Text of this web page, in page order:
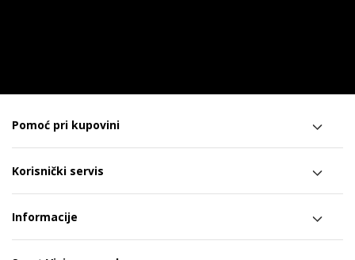
Pomoć pri kupovini
Korisnički servis
Informacije